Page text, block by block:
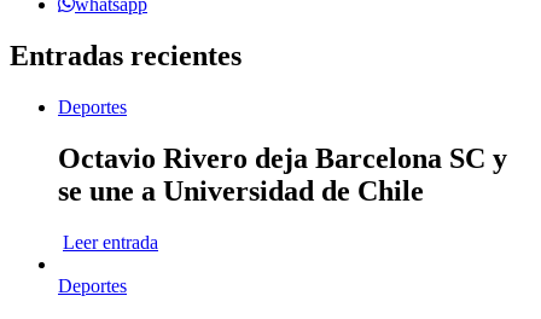
whatsapp
Entradas recientes
Deportes
Octavio Rivero deja Barcelona SC y
se une a Universidad de Chile
Leer entrada
Deportes